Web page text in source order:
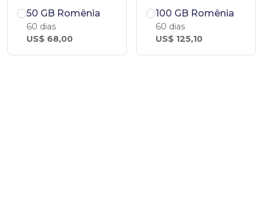
50 GB Romênia
60 dias
US$ 68,00
100 GB Romênia
60 dias
US$ 125,10